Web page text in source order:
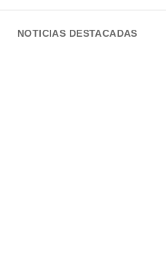
NOTICIAS DESTACADAS